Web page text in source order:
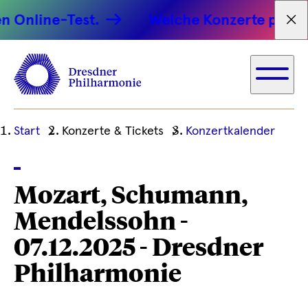
Online-Test. Welche Konzerte
Ihre
Position
Start Konzerte & Tickets Konzertkalender
Mozart, Schumann,
Mendelssohn -
07.12.2025 - Dresdner
Philharmonie